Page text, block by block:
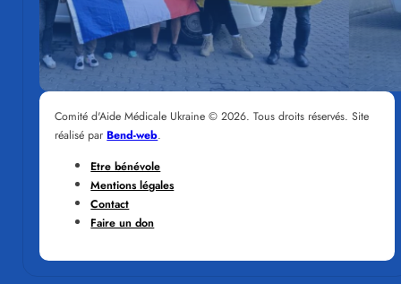
Comité d'Aide Médicale Ukraine © 2026. Tous droits réservés. Site
réalisé par Bend-web.
Etre bénévole
Mentions légales
Contact
Faire un don